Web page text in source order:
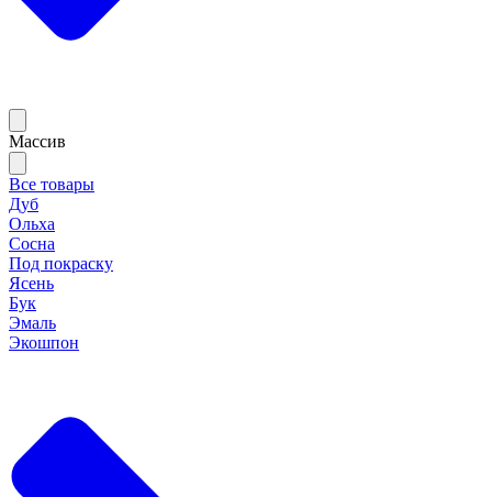
Массив
Все товары
Дуб
Ольха
Сосна
Под покраску
Ясень
Бук
Эмаль
Экошпон